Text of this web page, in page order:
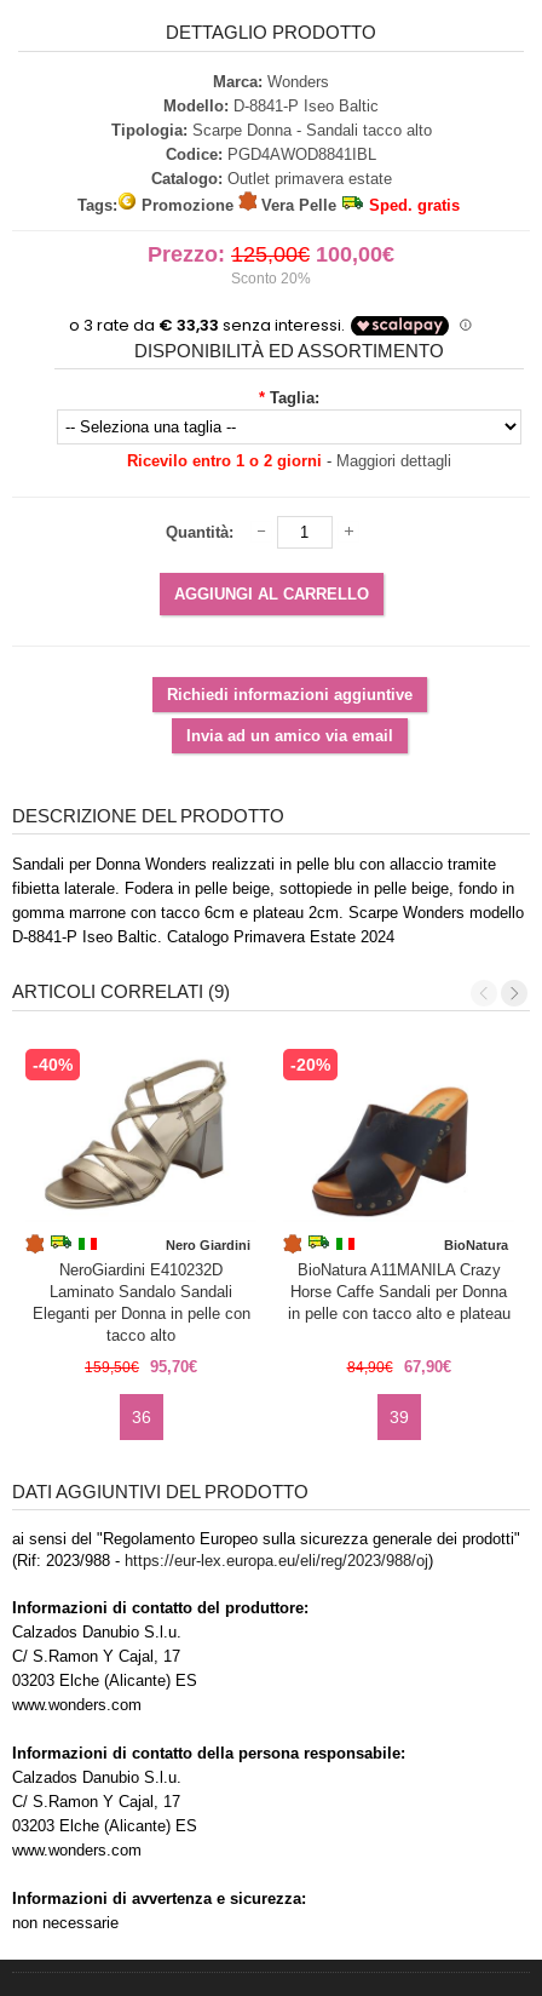
DETTAGLIO PRODOTTO
Marca: Wonders
Modello: D-8841-P Iseo Baltic
Tipologia: Scarpe Donna - Sandali tacco alto
Codice: PGD4AWOD8841IBL
Catalogo: Outlet primavera estate
Tags:
Promozione Vera Pelle Sped. gratis
Prezzo: 125,00€ 100,00€
Sconto 20%
DISPONIBILITÀ ED ASSORTIMENTO
* Taglia:
Ricevilo entro 1 o 2 giorni - Maggiori dettagli
Quantità:
DESCRIZIONE DEL PRODOTTO
Sandali per Donna Wonders realizzati in pelle blu con allaccio tramite
fibietta laterale. Fodera in pelle beige, sottopiede in pelle beige, fondo in
gomma marrone con tacco 6cm e plateau 2cm. Scarpe Wonders modello
D-8841-P Iseo Baltic. Catalogo Primavera Estate 2024
ARTICOLI CORRELATI (9)
-40%
Nero Giardini
NeroGiardini E410232D
Laminato Sandalo Sandali
Eleganti per Donna in pelle con
tacco alto
159,50€ 95,70€
36
-20%
BioNatura
BioNatura A11MANILA Crazy
Horse Caffe Sandali per Donna
in pelle con tacco alto e plateau
84,90€ 67,90€
39
DATI AGGIUNTIVI DEL PRODOTTO
ai sensi del "Regolamento Europeo sulla sicurezza generale dei prodotti"
(Rif: 2023/988 - https://eur-lex.europa.eu/eli/reg/2023/988/oj)
Informazioni di contatto del produttore:
Calzados Danubio S.l.u.
C/ S.Ramon Y Cajal, 17
03203 Elche (Alicante) ES
www.wonders.com
Informazioni di contatto della persona responsabile:
Calzados Danubio S.l.u.
C/ S.Ramon Y Cajal, 17
03203 Elche (Alicante) ES
www.wonders.com
Informazioni di avvertenza e sicurezza:
non necessarie